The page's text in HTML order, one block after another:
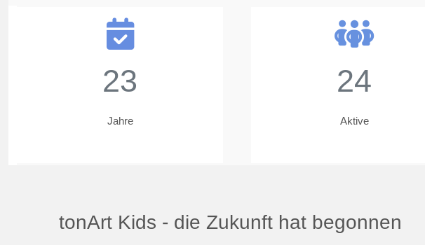
23
Jahre
24
Aktive
tonArt Kids - die Zukunft hat begonnen